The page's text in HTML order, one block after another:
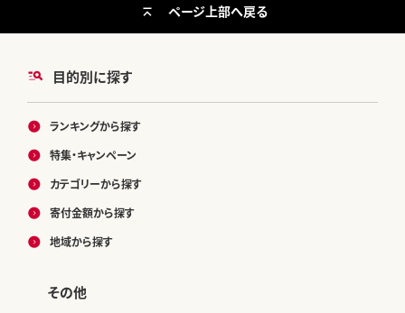
目的別に探す
ランキングから探す
特集・キャンペーン
カテゴリーから探す
寄付金額から探す
地域から探す
その他
ページ上部へ戻る